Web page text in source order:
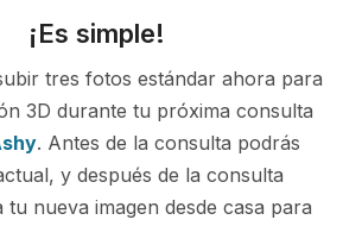
¡Es simple!
tres fotos estándar ahora para
3D durante tu próxima consulta
. Antes de la consulta podrás
y después de la consulta
tu nueva imagen desde casa para